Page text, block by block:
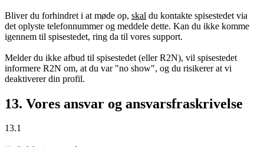
Bliver du forhindret i at møde op, skal du kontakte spisestedet via
det oplyste telefonnummer og meddele dette. Kan du ikke komme
igennem til spisestedet, ring da til vores support.
Melder du ikke afbud til spisestedet (eller R2N), vil spisestedet
informere R2N om, at du var "no show", og du risikerer at vi
deaktiverer din profil.
13. Vores ansvar og ansvarsfraskrivelse
13.1